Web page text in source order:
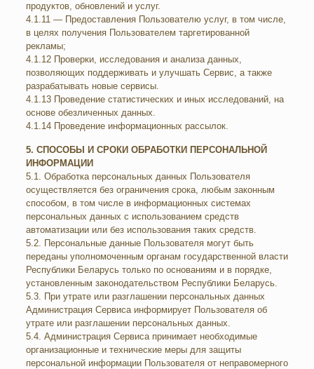
продуктов, обновлений и услуг.
4.1.11 — Предоставления Пользователю услуг, в том числе,
в целях получения Пользователем таргетированной
рекламы;
4.1.12 Проверки, исследования и анализа данных,
позволяющих поддерживать и улучшать Сервис, а также
разрабатывать новые сервисы.
4.1.13 Проведение статистических и иных исследований, на
основе обезличенных данных.
4.1.14 Проведение информационных рассылок.
5. СПОСОБЫ И СРОКИ ОБРАБОТКИ ПЕРСОНАЛЬНОЙ
ИНФОРМАЦИИ
5.1. Обработка персональных данных Пользователя
осуществляется без ограничения срока, любым законным
способом, в том числе в информационных системах
персональных данных с использованием средств
автоматизации или без использования таких средств.
5.2. Персональные данные Пользователя могут быть
переданы уполномоченным органам государственной власти
Республики Беларусь только по основаниям и в порядке,
установленным законодательством Республики Беларусь.
5.3. При утрате или разглашении персональных данных
Администрация Сервиса информирует Пользователя об
утрате или разглашении персональных данных.
5.4. Администрация Сервиса принимает необходимые
организационные и технические меры для защиты
персональной информации Пользователя от неправомерного